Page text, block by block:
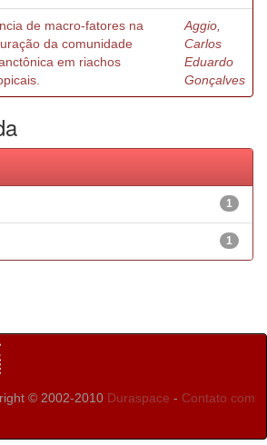
de macro-fatores na
da comunidade
em riachos
Aggio,
Carlos
Eduardo
Gonçalves
1
1
© 2002-2010 Duraspace - Contato com